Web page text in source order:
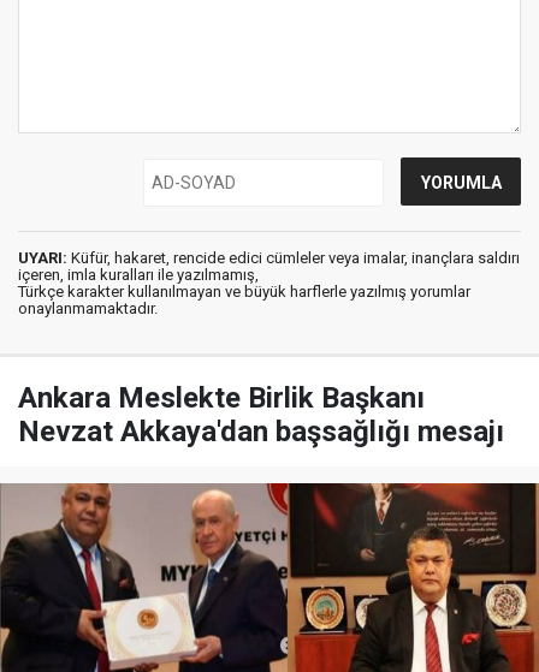
UYARI: Küfür, hakaret, rencide edici cümleler veya imalar, inançlara saldırı
içeren, imla kuralları ile yazılmamış,
Türkçe karakter kullanılmayan ve büyük harflerle yazılmış yorumlar
onaylanmamaktadır.
Ankara Meslekte Birlik Başkanı
Nevzat Akkaya'dan başsağlığı mesajı